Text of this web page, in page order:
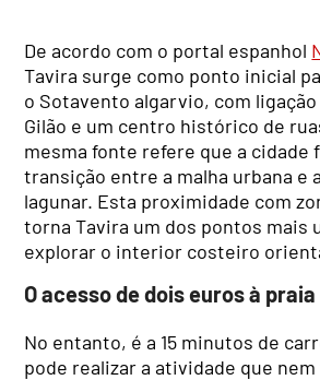
De acordo com o portal espanhol
Tavira surge como ponto inicial
o Sotavento algarvio, com
Gilão e um centro histórico de
mesma fonte refere que a cidade
transição entre a malha urbana e
lagunar. Esta proximidade com
torna Tavira um dos pontos mais
explorar o interior costeiro
O acesso de dois euros à
No entanto, é a 15 minutos de
pode realizar a atividade que